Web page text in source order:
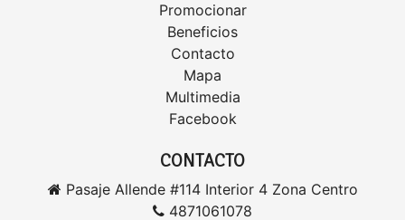
Promocionar
Beneficios
Contacto
Mapa
Multimedia
Facebook
CONTACTO
Pasaje Allende #114 Interior 4 Zona Centro
4871061078